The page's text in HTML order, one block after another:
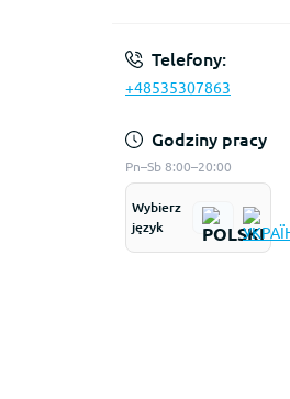
Telefony:
+48535307863
Godziny pracy
Pn–Sb 8:00–20:00
Wybierz
język